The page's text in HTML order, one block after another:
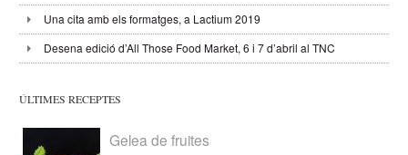
Una cita amb els formatges, a Lactium 2019
Desena edició d’All Those Food Market, 6 i 7 d’abril al TNC
ÚLTIMES RECEPTES
Gelea de fruites